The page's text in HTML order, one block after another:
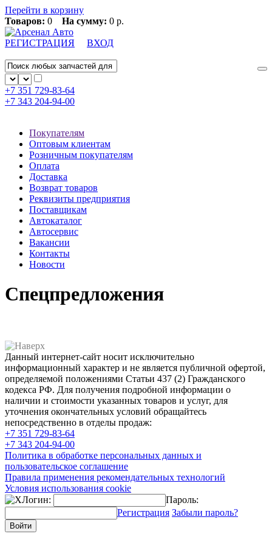
Перейти в корзину
Товаров: 0 На сумму: 0 р.
РЕГИСТРАЦИЯ ВХОД
+7 351 729-83-64
+7 343 204-94-00
Покупателям
Оптовым клиентам
Розничным покупателям
Оплата
Доставка
Возврат товаров
Реквизиты предприятия
Поставщикам
Автокаталог
Автосервис
Вакансии
Контакты
Новости
Спецпредложения
Данный интернет-сайт носит исключительно
информационный характер и не является публичной офертой,
определяемой положениями Статьи 437 (2) Гражданского
кодекса РФ. Для получения подробной информации о
наличии и стоимости указанных товаров и услуг, для
уточнения окончательных условий обращайтесь
непосредственно в отделы продаж:
+7 351 729-83-64
+7 343 204-94-00
Политика в обработке персональных данных и
пользовательское соглашение
Правила применения рекомендательных технологий
Условия использования cookie
Логин:
Пароль:
Регистрация Забыли пароль?